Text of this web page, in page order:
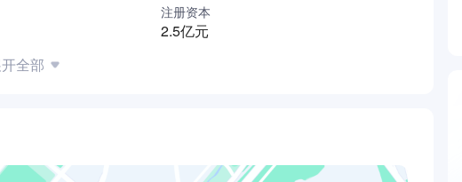
注册资本
2.5亿元
全部